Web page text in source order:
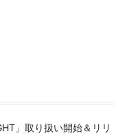
」取り扱い開始＆リリ